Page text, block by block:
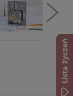
Lista życzeń